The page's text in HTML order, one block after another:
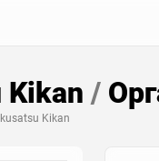
Kikan /
Kikan